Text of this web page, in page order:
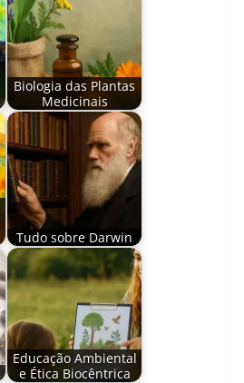
Biologia das Plantas
Medicinais
Tudo sobre Darwin
Educação Ambiental
e Ética Biocêntrica